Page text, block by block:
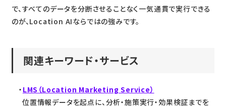
で、すべてのデータを分断させることなく一気通貫で実行できる
のが、Location AIならではの強みです。
関連キーワード・サービス
LMS（Location Marketing Service）
位置情報データを起点に、分析・施策実行・効果検証までを